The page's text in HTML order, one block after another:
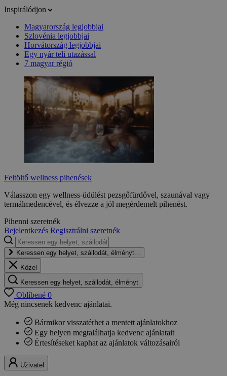
Inspirálódjon
Magyarország legjobbjai
Szlovénia legjobbjai
Horvátország legjobbjai
Egy nyár teli utazással
7 magyar régió
Feltöltő wellness pihenések
Válasszon egy wellness-üdülést pezsgőfürdővel, szaunával vagy
termálmedencével, és élvezze a jól megérdemelt pihenést.
Pihenni szeretnék
Bejelentkezés Regisztrálni szeretnék
Keressen egy helyet, szállodát, élményt...
Közel
Keressen egy helyet, szállodát, élményt
Oblíbené 0
Még nincsenek kedvenc ajánlatai.
Bármikor visszatérhet a mentett ajánlatokhoz
Egy helyen megtalálhatja kedvenc ajánlatait
Értesítéseket kaphat az ajánlatok változásairól
Uživatel